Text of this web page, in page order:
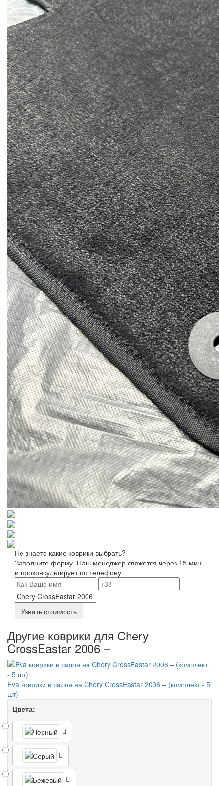
Не знаете какие коврики выбрать?
Заполните форму. Наш менеджер свяжется через 15 мин
и проконсультирует по телефону
Узнать стоимость
Другие коврики для Chery
CrossEastar 2006 –
Eva коврики в салон на Chery CrossEastar 2006 – (комплект - 5
шт)
Цвета: